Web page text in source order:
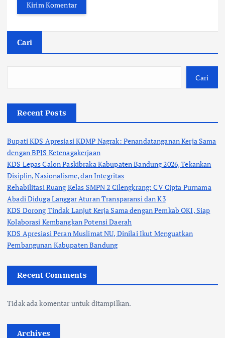
Cari
Cari
Recent Posts
Bupati KDS Apresiasi KDMP Nagrak: Penandatanganan Kerja Sama
dengan BPJS Ketenagakerjaan
KDS Lepas Calon Paskibraka Kabupaten Bandung 2026, Tekankan
Disiplin, Nasionalisme, dan Integritas
Rehabilitasi Ruang Kelas SMPN 2 Cilengkrang: CV Cipta Purnama
Abadi Diduga Langgar Aturan Transparansi dan K3
KDS Dorong Tindak Lanjut Kerja Sama dengan Pemkab OKI, Siap
Kolaborasi Kembangkan Potensi Daerah
KDS Apresiasi Peran Muslimat NU, Dinilai Ikut Menguatkan
Pembangunan Kabupaten Bandung
Recent Comments
Tidak ada komentar untuk ditampilkan.
Archives